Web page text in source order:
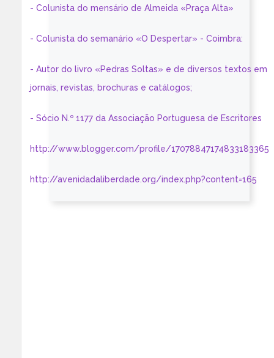
- Colunista do mensário de Almeida «Praça Alta»
- Colunista do semanário «O Despertar» - Coimbra:
- Autor do livro «Pedras Soltas» e de diversos textos em
jornais, revistas, brochuras e catálogos;
- Sócio N.º 1177 da Associação Portuguesa de Escritores
http://www.blogger.com/profile/17078847174833183365
http://avenidadaliberdade.org/index.php?content=165